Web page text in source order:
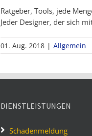
Ratgeber, Tools, jede
Jeder Designer, der sich
01. Aug. 2018 | Allgemein
DIENSTLEISTUNGEN
Schadenmeldung